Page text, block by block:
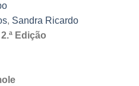
, Sandra Ricardo
2.ª Edição